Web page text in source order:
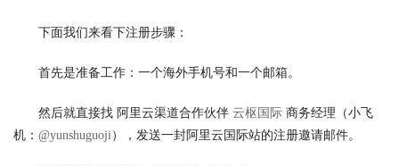
下面我们来看下注册步骤：
首先是准备工作：一个海外手机号和一个邮箱。
然后就直接找 阿里云渠道合作伙伴 云枢国际 商务经理（小飞
机： @yunshuguoji），发送一封阿里云国际站的注册邀请邮件。